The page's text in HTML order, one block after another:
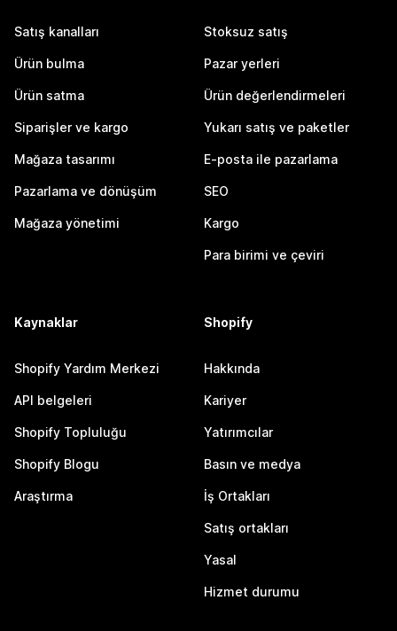
Satış kanalları
Ürün bulma
Ürün satma
Siparişler ve kargo
Mağaza tasarımı
Pazarlama ve dönüşüm
Mağaza yönetimi
Stoksuz satış
Pazar yerleri
Ürün değerlendirmeleri
Yukarı satış ve paketler
E-posta ile pazarlama
SEO
Kargo
Para birimi ve çeviri
Kaynaklar
Shopify Yardım Merkezi
API belgeleri
Shopify Topluluğu
Shopify Blogu
Araştırma
Shopify
Hakkında
Kariyer
Yatırımcılar
Basın ve medya
İş Ortakları
Satış ortakları
Yasal
Hizmet durumu